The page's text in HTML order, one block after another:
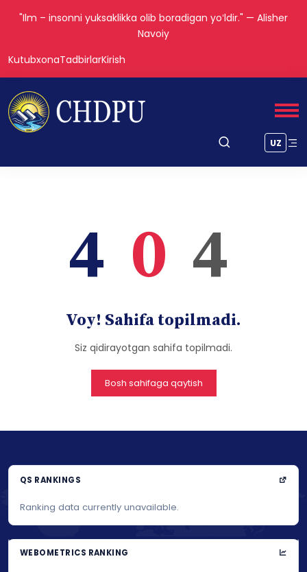
"Ilm – insonni yuksaklikka olib boradigan yoʻldir." — Alisher
Navoiy
KutubxonaTadbirlarKirish
UZ
4 0 4
Voy! Sahifa topilmadi.
Siz qidirayotgan sahifa topilmadi.
Bosh sahifaga qaytish
QS RANKINGS
Ranking data currently unavailable.
WEBOMETRICS RANKING